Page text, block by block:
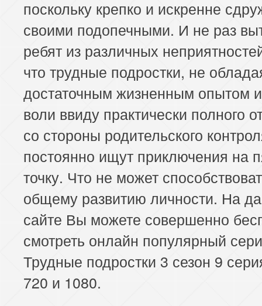
поскольку крепко и искренне
своими подопечными. И не раз
ребят из различных
что трудные подростки, не
достаточным жизненным опытом
воли ввиду практически полного
со стороны родительского
постоянно ищут приключения на
точку. Что не может
общему развитию личности. На
сайте Вы можете совершенно
смотреть онлайн популярный
Трудные подростки 3 сезон 9
720 и 1080.